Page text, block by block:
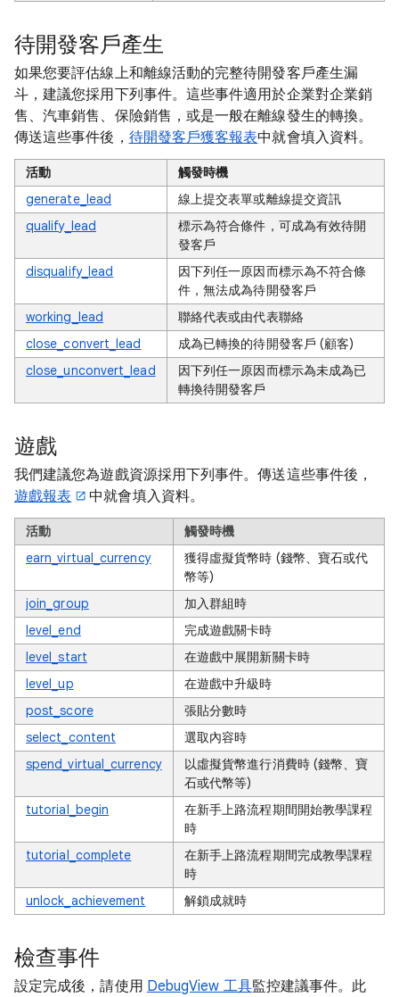
待開發客戶產生
如果您要評估線上和離線活動的完整待開發客戶產生漏
斗，建議您採用下列事件。這些事件適用於企業對企業銷
售、汽車銷售、保險銷售，或是一般在離線發生的轉換。
傳送這些事件後， 待開發客戶獲客報表中就會填入資料。
活動
觸發時機
generate_lead
線上提交表單或離線提交資訊
qualify_lead
標示為符合條件，可成為有效待開
發客戶
disqualify_lead
因下列任一原因而標示為不符合條
件，無法成為待開發客戶
working_lead
聯絡代表或由代表聯絡
close_convert_lead
成為已轉換的待開發客戶 (顧客)
close_unconvert_lead
因下列任一原因而標示為未成為已
轉換待開發客戶
遊戲
我們建議您為遊戲資源採用下列事件。傳送這些事件後，
遊戲報表
中就會填入資料。
活動
觸發時機
earn_virtual_currency
獲得虛擬貨幣時 (錢幣、寶石或代
幣等)
join_group
加入群組時
level_end
完成遊戲關卡時
level_start
在遊戲中展開新關卡時
level_up
在遊戲中升級時
post_score
張貼分數時
select_content
選取內容時
spend_virtual_currency
以虛擬貨幣進行消費時 (錢幣、寶
石或代幣等)
tutorial_begin
在新手上路流程期間開始教學課程
時
tutorial_complete
在新手上路流程期間完成教學課程
時
unlock_achievement
解鎖成就時
檢查事件
設定完成後，請使用 DebugView 工具監控建議事件。此